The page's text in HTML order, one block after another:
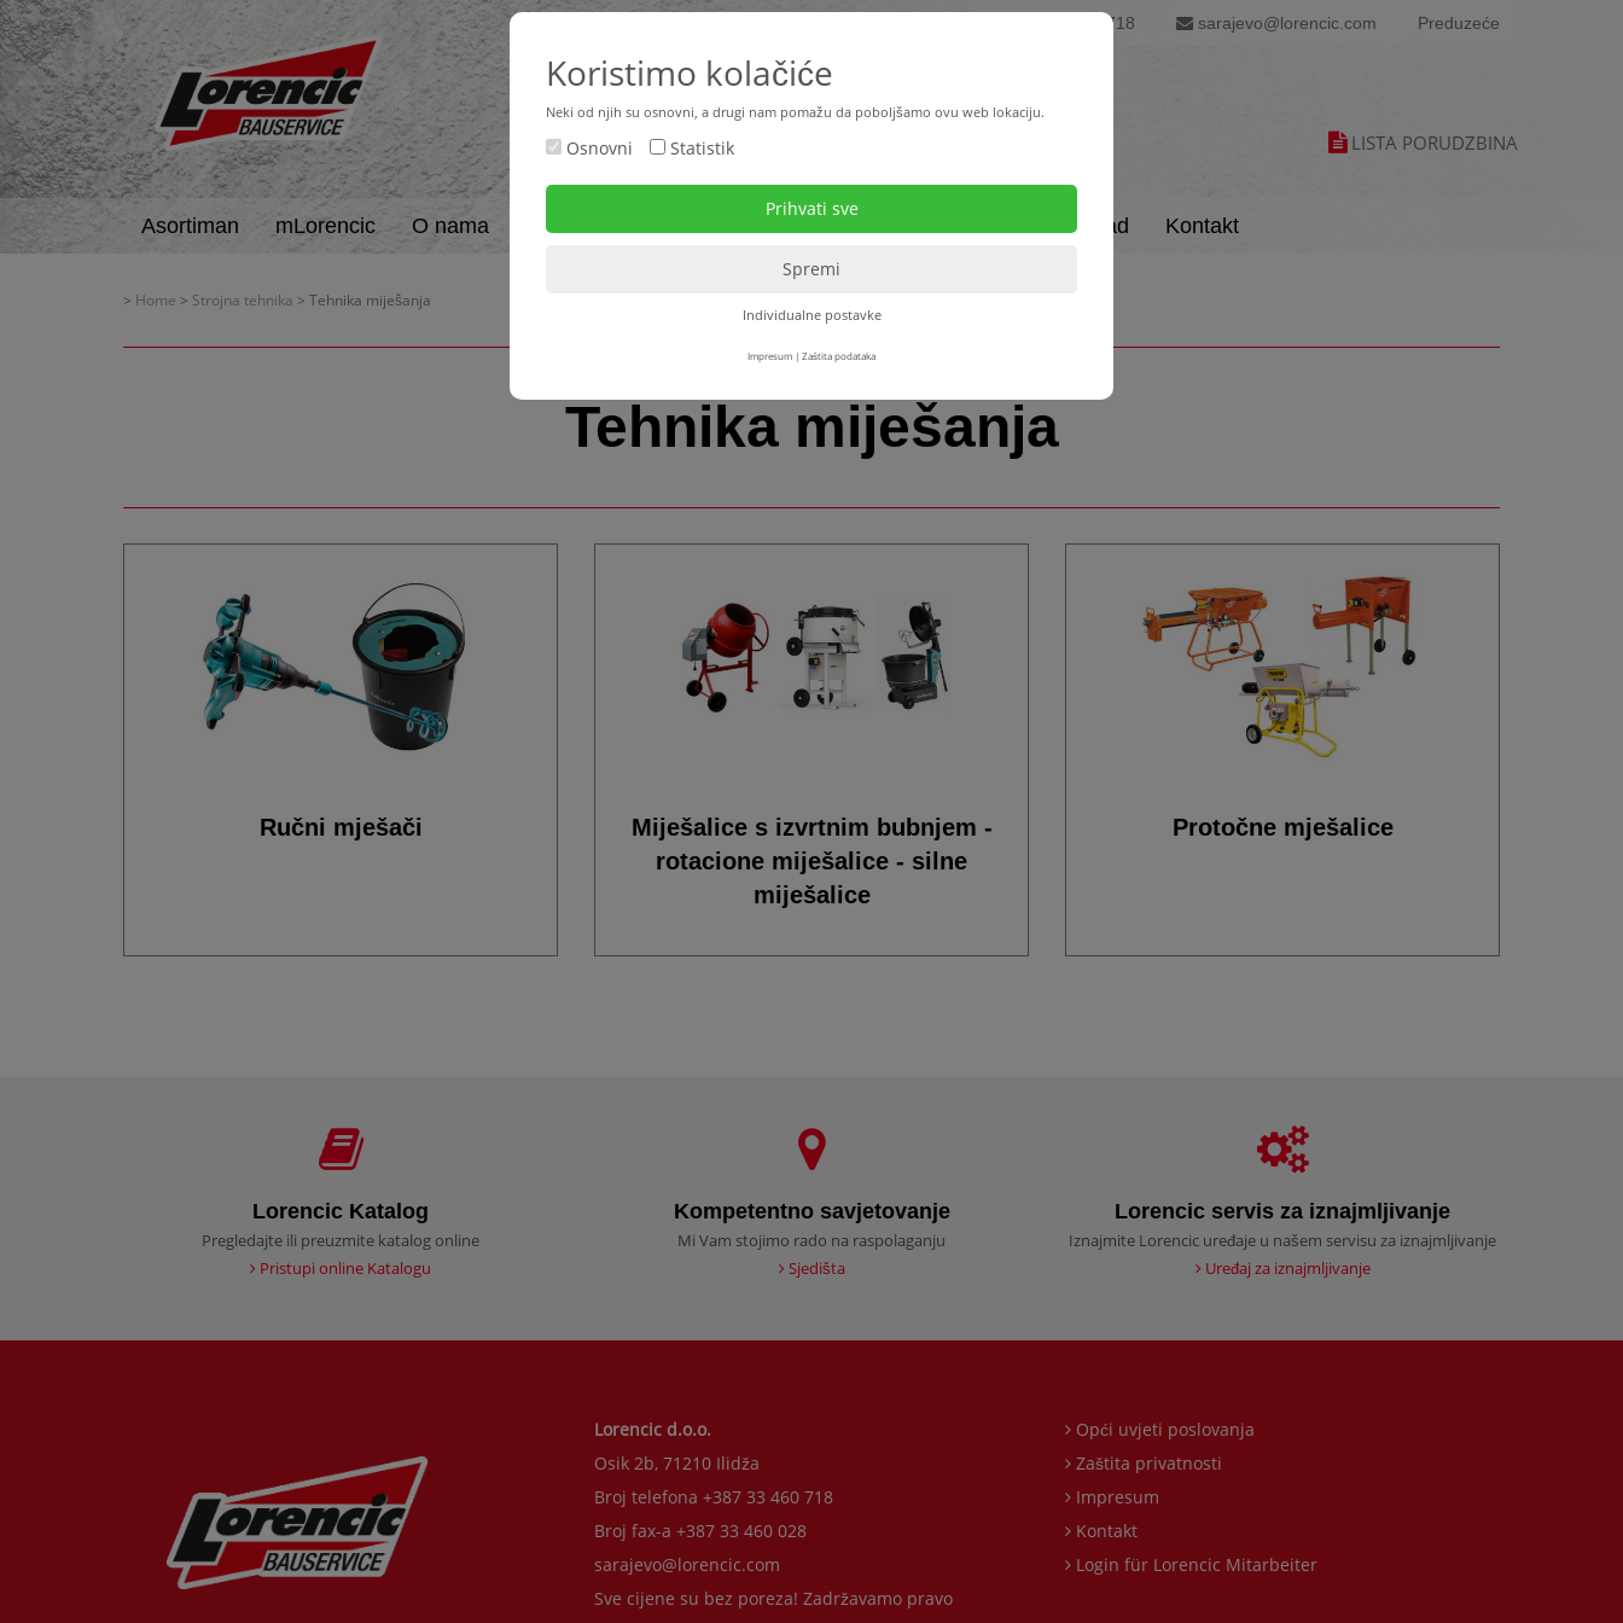
+387 33 460 718 sarajevo@lorencic.com Preduzeće
LISTA PORUDZBINA
Asortiman mLorencic O nama Aktualno Download Kontakt
> Home > Strojna tehnika > Tehnika miješanja
Tehnika miješanja
Ručni mješači
Miješalice s izvrtnim bubnjem -
rotacione miješalice - silne
miješalice
Protočne mješalice
Lorencic Katalog
Pregledajte ili preuzmite katalog online
Pristupi online Katalogu
Kompetentno savjetovanje
Mi Vam stojimo rado na raspolaganju
Sjedišta
Lorencic servis za iznajmljivanje
Iznajmite Lorencic uređaje u našem servisu za iznajmljivanje
Uređaj za iznajmljivanje
Lorencic d.o.o.
Osik 2b, 71210 Ilidža
Broj telefona +387 33 460 718
Broj fax-a +387 33 460 028
sarajevo@lorencic.com
Sve cijene su bez poreza! Zadržavamo pravo
Opći uvjeti poslovanja
Zaštita privatnosti
Impresum
Kontakt
Login für Lorencic Mitarbeiter
Koristimo kolačiće
Neki od njih su osnovni, a drugi nam pomažu da poboljšamo ovu web lokaciju.
Osnovni Statistik
Individualne postavke
Impresum | Zaštita podataka